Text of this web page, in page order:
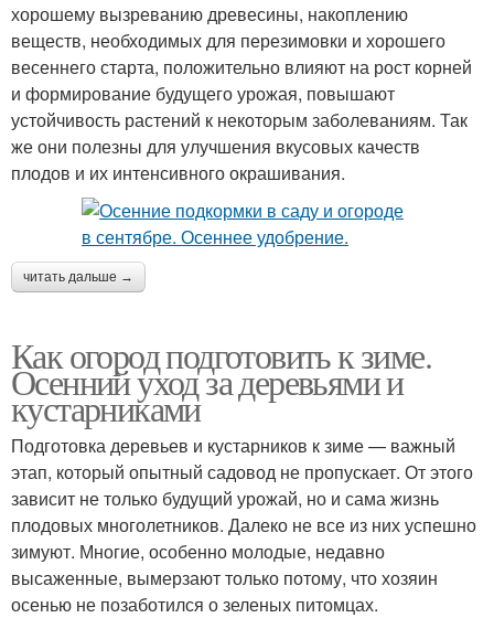
хорошему вызреванию древесины, накоплению
веществ, необходимых для перезимовки и хорошего
весеннего старта, положительно влияют на рост корней
и формирование будущего урожая, повышают
устойчивость растений к некоторым заболеваниям. Так
же они полезны для улучшения вкусовых качеств
плодов и их интенсивного окрашивания.
читать дальше →
Как огород подготовить к зиме.
Осенний уход за деревьями и
кустарниками
Подготовка деревьев и кустарников к зиме — важный
этап, который опытный садовод не пропускает. От этого
зависит не только будущий урожай, но и сама жизнь
плодовых многолетников. Далеко не все из них успешно
зимуют. Многие, особенно молодые, недавно
высаженные, вымерзают только потому, что хозяин
осенью не позаботился о зеленых питомцах.